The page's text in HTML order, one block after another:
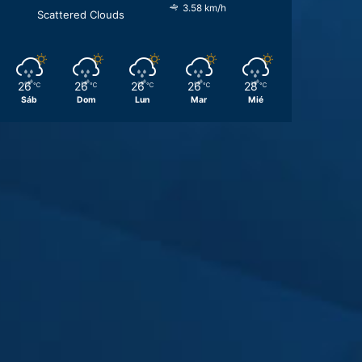
Scattered Clouds
3.58 km/h
26 ℃
Sáb
26 ℃
Dom
26 ℃
Lun
26 ℃
Mar
28 ℃
Mié